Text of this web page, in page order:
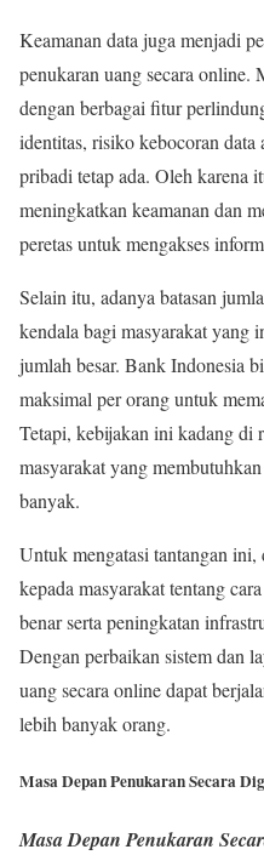
Keamanan data juga menjadi
penukaran uang secara
dengan berbagai fitur
identitas, risiko kebocoran data
pribadi tetap ada. Oleh karena
meningkatkan keamanan dan
peretas untuk mengakses
Selain itu, adanya batasan
kendala bagi masyarakat yang
jumlah besar. Bank Indonesia
maksimal per orang untuk
Tetapi, kebijakan ini kadang di
masyarakat yang
banyak.
Untuk mengatasi tantangan
kepada masyarakat tentang
benar serta peningkatan
Dengan perbaikan sistem dan
uang secara online dapat
lebih banyak orang.
Masa Depan Penukaran Secara
Masa Depan Penukaran